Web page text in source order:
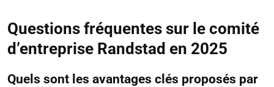
Questions fréquentes sur le comité
d’entreprise Randstad en 2025
Quels sont les avantages clés proposés par